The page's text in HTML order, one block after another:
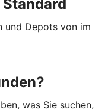
und Depots von im
was Sie suchen,